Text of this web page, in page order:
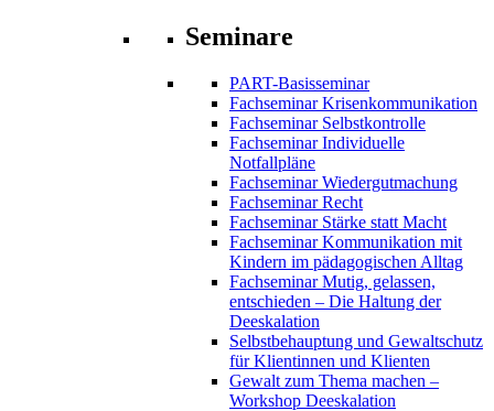
Seminare
PART-Basisseminar
Fachseminar Krisenkommunikation
Fachseminar Selbstkontrolle
Fachseminar Individuelle
Notfallpläne
Fachseminar Wiedergutmachung
Fachseminar Recht
Fachseminar Stärke statt Macht
Fachseminar Kommunikation mit
Kindern im pädagogischen Alltag
Fachseminar Mutig, gelassen,
entschieden – Die Haltung der
Deeskalation
Selbstbehauptung und Gewaltschutz
für Klientinnen und Klienten
Gewalt zum Thema machen –
Workshop Deeskalation